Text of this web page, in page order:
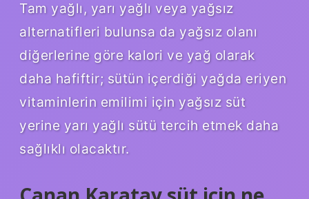
Tam yağlı, yarı yağlı veya yağsız
alternatifleri bulunsa da yağsız olanı
diğerlerine göre kalori ve yağ olarak
daha hafiftir; sütün içerdiği yağda eriyen
vitaminlerin emilimi için yağsız süt
yerine yarı yağlı sütü tercih etmek daha
sağlıklı olacaktır.